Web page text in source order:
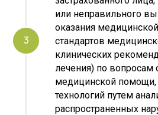
или неправильного
оказания
стандартов
клинических
лечения) по вопросам
медицинской
технологий путем
распространенных